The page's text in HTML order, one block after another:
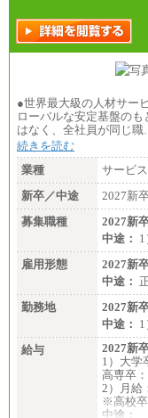
●世界最大級の人材サ
ローバルな安定基盤の
はなく、全社員が同じ
続きを読む
業種
サービス
新卒／中途
2027新
募集職種
2027新
中途：
雇用形態
2027新
中途：
勤務地
2027新
中途：
給与
2027新
1）大学
高専卒
2）月給
※高校卒
中途：